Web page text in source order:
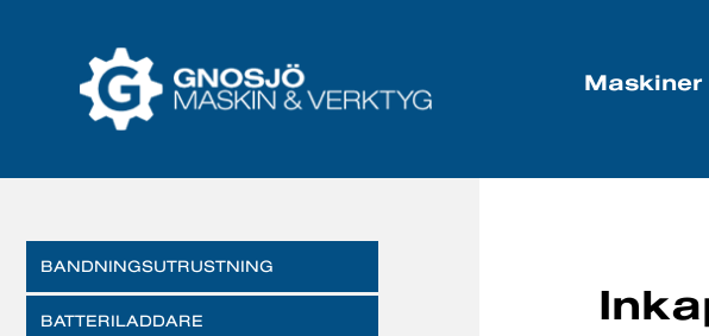
Maskiner
BANDNINGSUTRUSTNING
BATTERILADDARE